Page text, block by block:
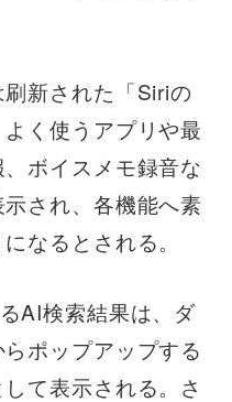
新された「Siriの
く使うアプリや最
ボイスメモ録音な
され、各機能へ素
なるとされる。
AI検索結果は、ダ
ポップアップする
て表示される。さ